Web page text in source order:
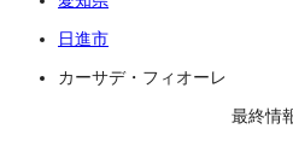
日進市
カーサデ・フィオーレ
最終情